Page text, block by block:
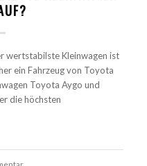
wertstabilste Kleinwagen ist
ein Fahrzeug von Toyota
Toyota Aygo und
die höchsten